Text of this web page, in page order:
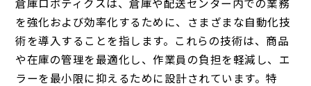
を強化および効率化するために、さまざまな自動化技
術を導入することを指します。これらの技術は、商品
や在庫の管理を最適化し、作業員の負担を軽減し、エ
ラーを最小限に抑えるために設計されています。特